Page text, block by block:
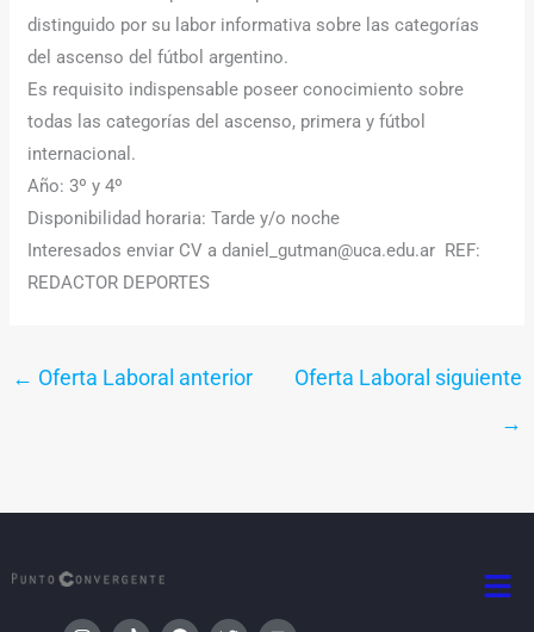
distinguido por su labor informativa sobre las categorías
del ascenso del fútbol argentino.
Es requisito indispensable poseer conocimiento sobre
todas las categorías del ascenso, primera y fútbol
internacional.
Año: 3º y 4º
Disponibilidad horaria: Tarde y/o noche
Interesados enviar CV a daniel_gutman@uca.edu.ar REF:
REDACTOR DEPORTES
← Oferta Laboral anterior
Oferta Laboral siguiente
→
I T F T Y